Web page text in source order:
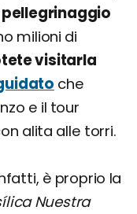
milioni di
visitarla
che
e il tour
alita alle torri.
è proprio la
Nuestra